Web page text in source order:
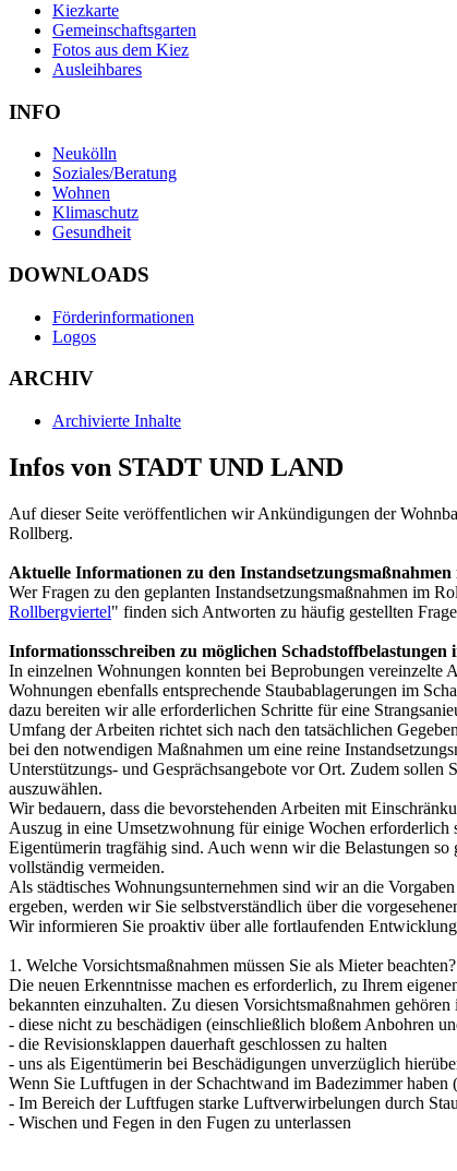
Kiezkarte
Gemeinschaftsgarten
Fotos aus dem Kiez
Ausleihbares
INFO
Neukölln
Soziales/Beratung
Wohnen
Klimaschutz
Gesundheit
DOWNLOADS
Förderinformationen
Logos
ARCHIV
Archivierte Inhalte
Infos von STADT UND LAND
Auf dieser Seite veröffentlichen wir Ankündigungen der
Rollberg.
Aktuelle Informationen zu den
Wer Fragen zu den geplanten Instandsetzungsmaßnahmen
Rollbergviertel" finden sich Antworten zu häufig gestellten
Informationsschreiben zu möglichen Schadstoffbelastungen
In einzelnen Wohnungen konnten bei Beprobungen vereinzelte
Wohnungen ebenfalls entsprechende Staubablagerungen im
dazu bereiten wir alle erforderlichen Schritte für eine
Umfang der Arbeiten richtet sich nach den tatsächlichen
bei den notwendigen Maßnahmen um eine reine
Unterstützungs- und Gesprächsangebote vor Ort. Zudem
auszuwählen.
Wir bedauern, dass die bevorstehenden Arbeiten mit
Auszug in eine Umsetzwohnung für einige Wochen
Eigentümerin tragfähig sind. Auch wenn wir die Belastungen
vollständig vermeiden.
Als städtisches Wohnungsunternehmen sind wir an die
ergeben, werden wir Sie selbstverständlich über die
Wir informieren Sie proaktiv über alle fortlaufenden
1. Welche Vorsichtsmaßnahmen müssen Sie als Mieter beachten?
Die neuen Erkenntnisse machen es erforderlich, zu Ihrem
bekannten einzuhalten. Zu diesen Vorsichtsmaßnahmen
- diese nicht zu beschädigen (einschließlich bloßem Anbohren
- die Revisionsklappen dauerhaft geschlossen zu halten
- uns als Eigentümerin bei Beschädigungen unverzüglich
Wenn Sie Luftfugen in der Schachtwand im Badezimmer
- Im Bereich der Luftfugen starke Luftverwirbelungen durch
- Wischen und Fegen in den Fugen zu unterlassen